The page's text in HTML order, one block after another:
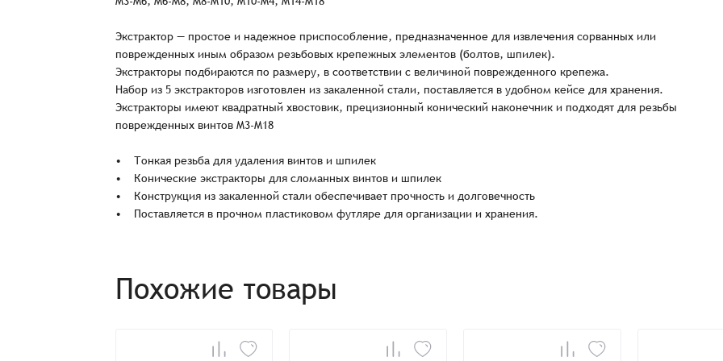
Заказать презентацию
Имя*
Заказ успешно оформлен
Введите электронный адрес.
Экстрактор — простое и надежное приспособление, предназначенное для извлечения сорванных или
поврежденных иным образом резьбовых крепежных элементов (болтов, шпилек).
Экстракторы подбираются по размеру, в соответствии с величиной поврежденного крепежа.
Набор из 5 экстракторов изготовлен из закаленной стали, поставляется в удобном кейсе для хранения.
Экстракторы имеют квадратный хвостовик, прецизионный конический наконечник и подходят для резьбы
поврежденных винтов M3-M18
• Тонкая резьба для удаления винтов и шпилек
• Конические экстракторы для сломанных винтов и шпилек
• Конструкция из закаленной стали обеспечивает прочность и долговечность
• Поставляется в прочном пластиковом футляре для организации и хранения.
Похожие товары